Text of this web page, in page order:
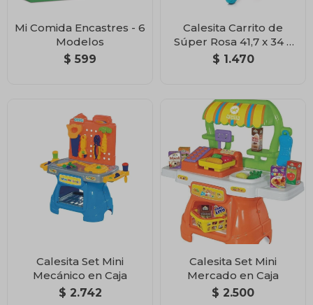
Mi Comida Encastres - 6
Modelos
$ 599
Calesita Carrito de
Súper Rosa 41,7 x 34 x
57 cm
$ 1.470
Calesita Set Mini
Mecánico en Caja
$ 2.742
Calesita Set Mini
Mercado en Caja
$ 2.500